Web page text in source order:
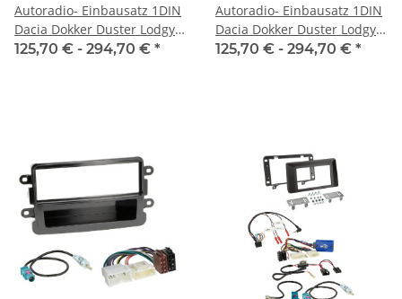
Autoradio- Einbausatz 1DIN
Dacia Dokker Duster Lodgy
Sandero ab 2012 mit LFB
125,70 € - 294,70 € *
Autoradio- Einbausatz 1DIN
Dacia Dokker Duster Lodgy
Sandero ab 2012 mit LFB
125,70 € - 294,70 € *